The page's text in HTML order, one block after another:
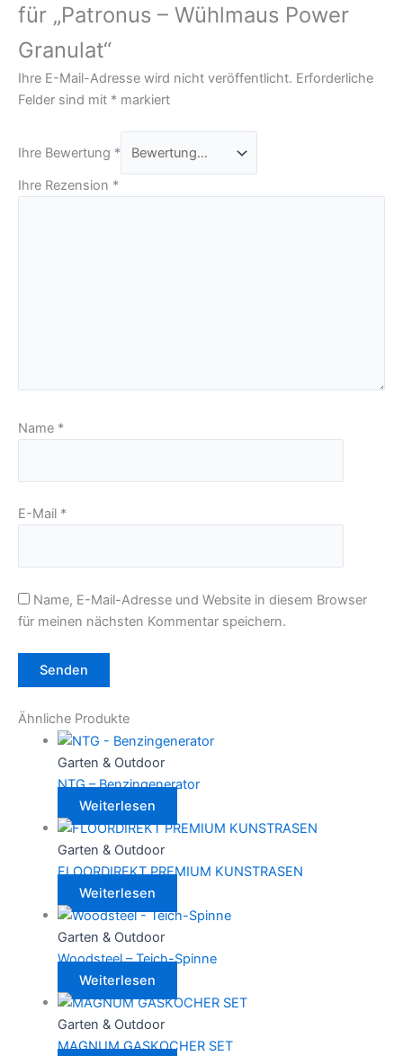
für „Patronus – Wühlmaus Power
Granulat“
Ihre E-Mail-Adresse wird nicht veröffentlicht. Erforderliche
Felder sind mit * markiert
Ihre Bewertung *
Ihre Rezension *
Name *
E-Mail *
Name, E-Mail-Adresse und Website in diesem Browser
für meinen nächsten Kommentar speichern.
Ähnliche Produkte
Garten & Outdoor
NTG – Benzingenerator
Weiterlesen
Garten & Outdoor
FLOORDIREKT PREMIUM KUNSTRASEN
Weiterlesen
Garten & Outdoor
Woodsteel – Teich-Spinne
Weiterlesen
Garten & Outdoor
MAGNUM GASKOCHER SET